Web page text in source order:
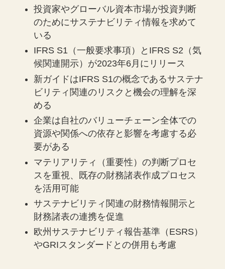
投資家やグローバル資本市場が投資判断
のためにサステナビリティ情報を求めて
いる
IFRS S1（一般要求事項）とIFRS S2（気
候関連開示）が2023年6月にリリース
新ガイドはIFRS S1の概念であるサステナ
ビリティ関連のリスクと機会の理解を深
める
企業は自社のバリューチェーン全体での
資源や関係への依存と影響を考慮する必
要がある
マテリアリティ（重要性）の判断プロセ
スを重視、既存の財務諸表作成プロセス
を活用可能
サステナビリティ関連の財務情報開示と
財務諸表の連携を促進
欧州サステナビリティ報告基準（ESRS）
やGRIスタンダードとの併用も考慮